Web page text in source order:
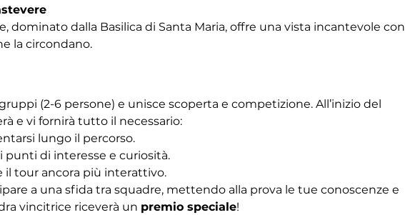
dominato dalla Basilica di Santa Maria, offre una vista incantevole con
la circondano.
(2-6 persone) e unisce scoperta e competizione. All’inizio del
e vi fornirà tutto il necessario:
lungo il percorso.
punti di interesse e curiosità.
tour ancora più interattivo.
a una sfida tra squadre, mettendo alla prova le tue conoscenze e
vincitrice riceverà un premio speciale!